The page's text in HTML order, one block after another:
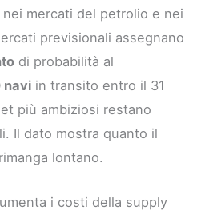
mercati del petrolio e nei
previsionali assegnano
di probabilità al
navi in transito entro il 31
più ambiziosi restano
Il dato mostra quanto il
lontano.
i costi della supply